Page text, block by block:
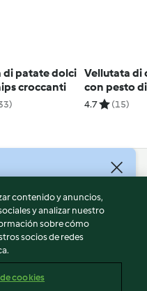
di patate dolci
croccanti
Vellutata di
con pesto
4.7 (15)
contenido y anuncios,
y analizar nuestro
sobre cómo
socios de redes
cookies